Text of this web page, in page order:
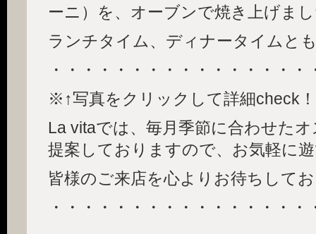
ーニ）を、オーブンで焼き上げま
ランチタイム、ディナータイムと
・・・・・・・・・・・・・・・
※↑写真をクリックして詳細check
La vitaでは、毎月季節に合わせた
提案しておりますので、お気軽に
皆様のご来店を心よりお待ちして
・・・・・・・・・・・・・・・